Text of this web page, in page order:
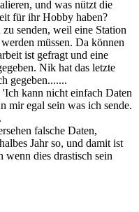
und was nützt die
für ihr Hobby haben?
senden, weil eine Station
müssen. Da können
ist gefragt und eine
Nik hat das letzte
gegeben.......
kann nicht einfach Daten
mir egal sein was ich sende.
falsche Daten,
Jahr so, und damit ist
wenn dies drastisch sein